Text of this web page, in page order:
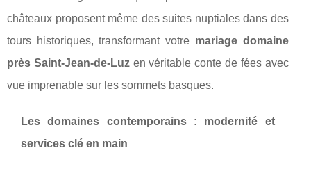
châteaux proposent même des suites nuptiales dans des
tours historiques, transformant votre mariage domaine
près Saint-Jean-de-Luzen véritable conte de fées avec
vue imprenable sur les sommets basques.
Les domaines contemporains : modernité et
services clé en main